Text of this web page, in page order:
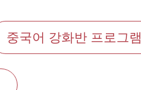
중국어 강화반 프로그램